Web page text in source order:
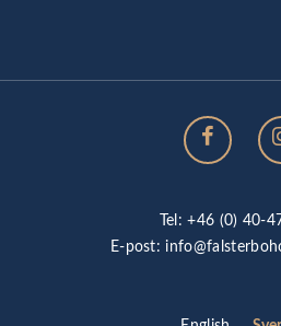
Tel: +46 (0) 40-
E-post: